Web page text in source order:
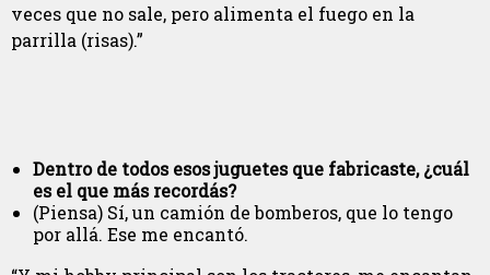
veces que no sale, pero alimenta el fuego en la
parrilla (risas).”
Dentro de todos esos juguetes que fabricaste, ¿cuál
es el que más recordás?
(Piensa) Sí, un camión de bomberos, que lo tengo
por allá. Ese me encantó.